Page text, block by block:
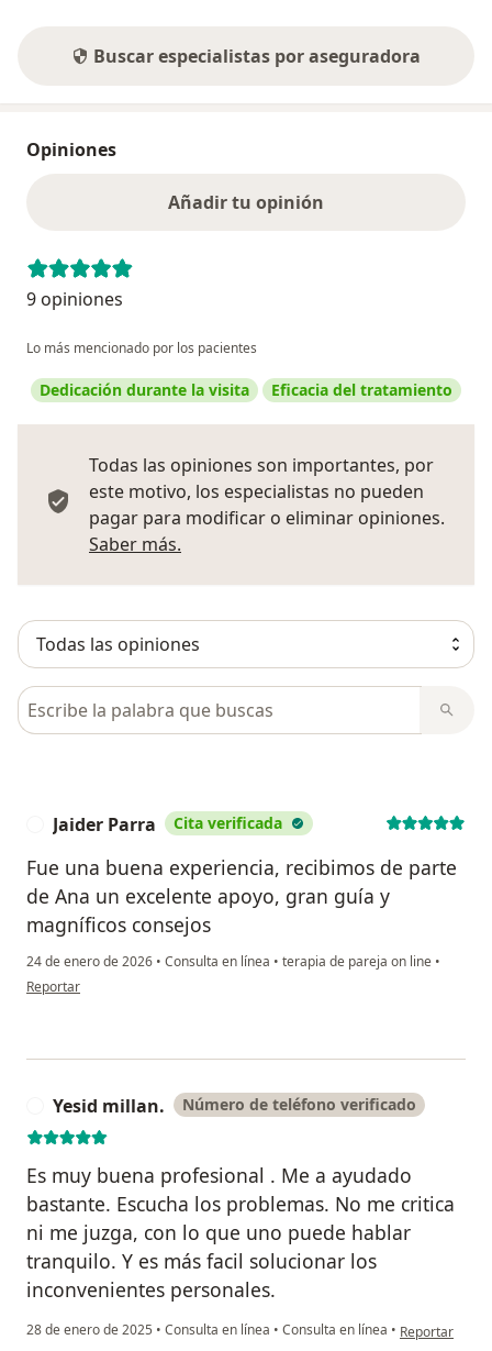
Buscar especialistas por aseguradora
Opiniones
Añadir tu opinión
9 opiniones
Lo más mencionado por los pacientes
Dedicación durante la visita Eficacia del tratamiento
Todas las opiniones son importantes, por
este motivo, los especialistas no pueden
pagar para modificar o eliminar opiniones.
Saber más.
Busca en opiniones
Jaider Parra Cita verificada
Fue una buena experiencia, recibimos de parte
de Ana un excelente apoyo, gran guía y
magníficos consejos
24 de enero de 2026 • Consulta en línea • terapia de pareja on line •
en opinión del usuario Jaider Parra
Reportar
Yesid millan. Número de teléfono verificado
Es muy buena profesional . Me a ayudado
bastante. Escucha los problemas. No me critica
ni me juzga, con lo que uno puede hablar
tranquilo. Y es más facil solucionar los
inconvenientes personales.
28 de enero de 2025 • Consulta en línea • Consulta en línea • en opinión del
Reportar